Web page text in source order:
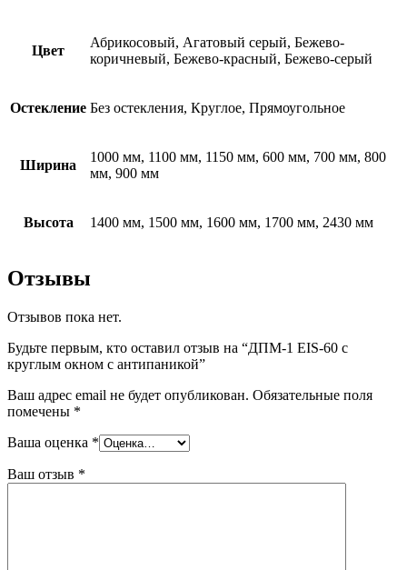
Цвет
Абрикосовый, Агатовый серый, Бежево-
коричневый, Бежево-красный, Бежево-серый
Остекление Без остекления, Круглое, Прямоугольное
Ширина
1000 мм, 1100 мм, 1150 мм, 600 мм, 700 мм, 800
мм, 900 мм
Высота 1400 мм, 1500 мм, 1600 мм, 1700 мм, 2430 мм
Отзывы
Отзывов пока нет.
Будьте первым, кто оставил отзыв на “ДПМ-1 EIS-60 с
круглым окном с антипаникой”
Ваш адрес email не будет опубликован. Обязательные поля
помечены *
Ваша оценка *
Ваш отзыв *